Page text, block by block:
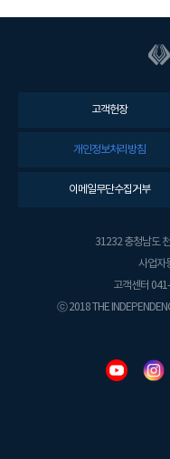
고객헌장
개인정보처리방침
이메일무단수집거부
31232 충청남도
사업자
고객센터
ⓒ 2018 THE